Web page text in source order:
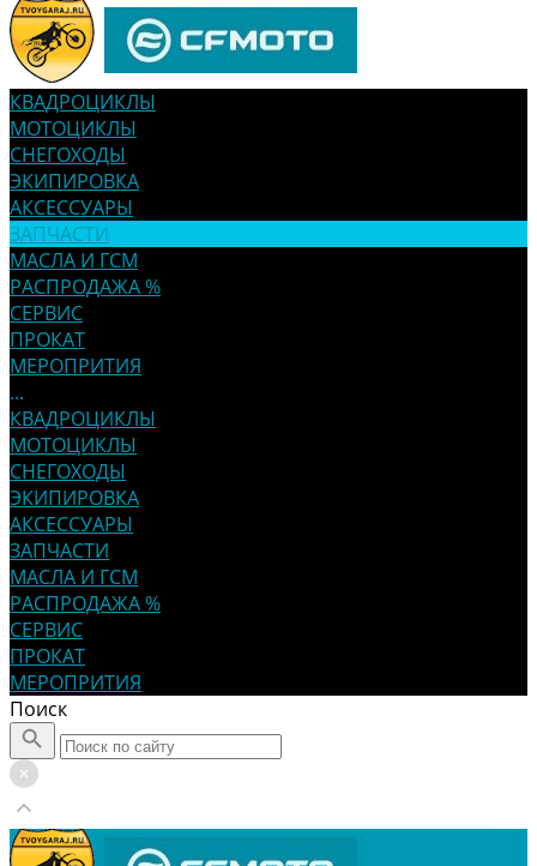
КВАДРОЦИКЛЫ
МОТОЦИКЛЫ
СНЕГОХОДЫ
ЭКИПИРОВКА
АКСЕССУАРЫ
ЗАПЧАСТИ
МАСЛА И ГСМ
РАСПРОДАЖА %
СЕРВИС
ПРОКАТ
МЕРОПРИТИЯ
...
КВАДРОЦИКЛЫ
МОТОЦИКЛЫ
СНЕГОХОДЫ
ЭКИПИРОВКА
АКСЕССУАРЫ
ЗАПЧАСТИ
МАСЛА И ГСМ
РАСПРОДАЖА %
СЕРВИС
ПРОКАТ
МЕРОПРИТИЯ
Поиск